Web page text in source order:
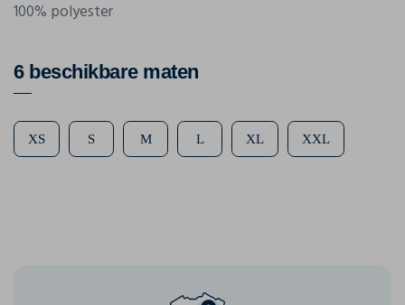
100% polyester
6 beschikbare maten
XS S M L XL XXL